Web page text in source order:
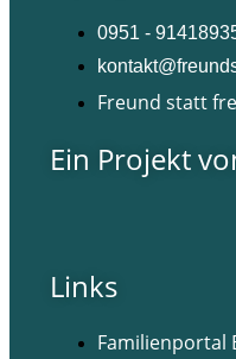
0951 -
Freund statt
Ein Projekt
Links
Familienportal